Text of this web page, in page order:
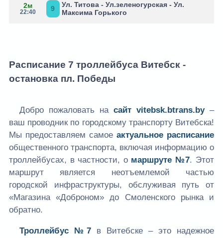
2м
22:40 9
Ул. Титова - Ул.зеленогурская - Ул.
Максима Горького
Расписание 7 троллейбуса Витебск -
остановка пл. Победы
Добро пожаловать насайтvitebsk.btrans.by–
ваш проводник по городскому транспорту Витебска!
Мы предоставляем самое актуальное расписание
общественного транспорта, включая информацию о
троллейбусах, в частности, о маршруте №7. Этот
маршрут является неотъемлемой частью
городской инфраструктуры, обслуживая путь от
«Магазина «Доброном» до Смоленского рынка и
обратно.
Троллейбус №7 в Витебске – это надежное